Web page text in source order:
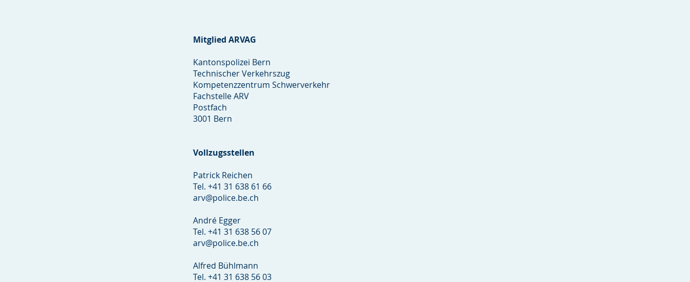
Mitglied ARVAG
Kantonspolizei Bern
Technischer Verkehrszug
Kompetenzzentrum Schwerverkehr
Fachstelle ARV
Postfach
3001 Bern
Vollzugsstellen
Patrick Reichen
Tel. +41 31 638 61 66
arv@police.be.ch
André Egger
Tel. +41 31 638 56 07
arv@police.be.ch
Alfred Bühlmann
Tel. +41 31 638 56 03